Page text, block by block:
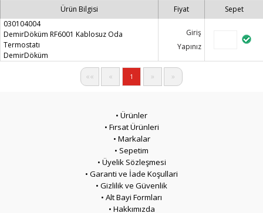
Ürün Bilgisi
Fiyat
Sepet
030104004
DemirDöküm RF6001 Kablosuz Oda
Termostatı
DemirDöküm
Giriş
Yapınız
«« « 1 » »
• Ürünler
• Fırsat Ürünleri
• Markalar
• Sepetim
• Üyelik Sözleşmesi
• Garanti ve İade Koşullari
• Gizlilik ve Güvenlik
• Alt Bayi Formları
• Hakkımızda